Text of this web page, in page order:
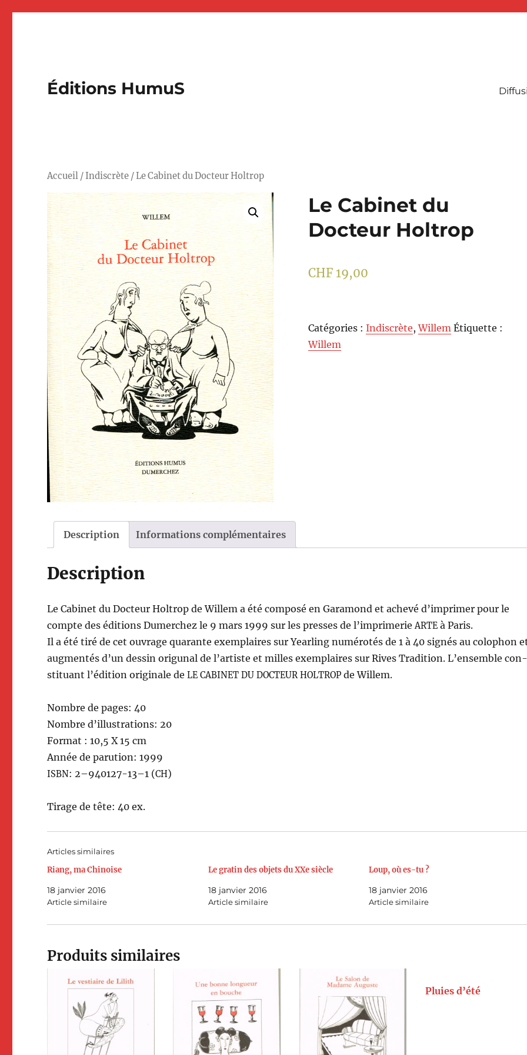
Éditions HumuS
Accueil /Indiscrète / Le Cabinet du Docteur Holtrop
Le Cabinet du
Docteur Holtrop
CHF 19,00
Catégories :Indiscrète,Willem Étiquette :
Willem
Description Informations complémentaires
Description
Le Cab­i­net du Doc­teur Holtrop de Willem a été com­posé en Gara­mond et achevé d’im­primer pour le
compte des édi­tions Dumerchez le 9 mars 1999 sur les press­es de l’im­primerieARTE à Paris.
Il a été tiré de cet ouvrage quar­ante exem­plaires sur Year­ling numérotés de 1 à 40 signés au colophon
aug­men­tés d’un dessin ori­gu­nal de l’artiste et milles exem­plaires sur Rives Tra­di­tion. L’ensem­ble
sti­tu­ant l’édi­tion orig­i­nale deLE CABINET DU DOCTEUR HOLTROP de Willem.
Nom­bre de pages: 40
Nom­bre d’il­lus­tra­tions: 20
For­mat : 10,5 X 15 cm
Année de paru­tion: 1999
ISBN: 2–940127-13–1 (CH)
Tirage de tête: 40 ex.
Articles similaires
Riang, ma Chinoise
18 janvier 2016
Article similaire
Le gratin des objets du XXe siècle
18 janvier 2016
Article similaire
Loup, où es-tu ?
18 janvier 2016
Article similaire
Produits similaires
Pluies d’été